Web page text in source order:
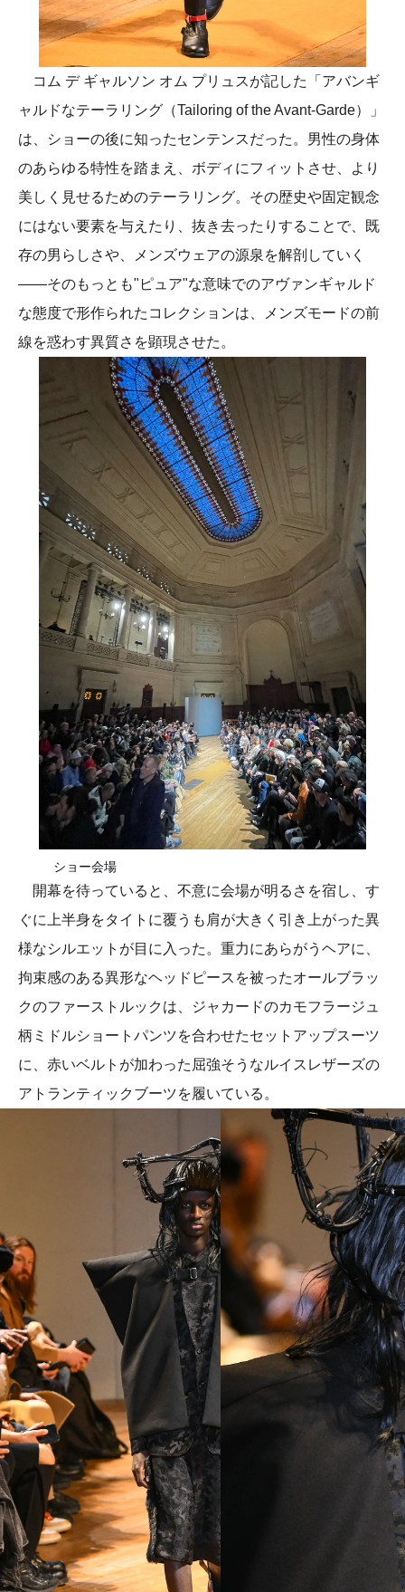
コム デ ギャルソン オム プリュスが記した「アバンギ
ャルドなテーラリング（Tailoring of the Avant-Garde）」
は、ショーの後に知ったセンテンスだった。男性の身体
のあらゆる特性を踏まえ、ボディにフィットさせ、より
美しく見せるためのテーラリング。その歴史や固定観念
にはない要素を与えたり、抜き去ったりすることで、既
存の男らしさや、メンズウェアの源泉を解剖していく
——そのもっとも"ピュア"な意味でのアヴァンギャルド
な態度で形作られたコレクションは、メンズモードの前
線を惑わす異質さを顕現させた。
ショー会場
開幕を待っていると、不意に会場が明るさを宿し、す
ぐに上半身をタイトに覆うも肩が大きく引き上がった異
様なシルエットが目に入った。重力にあらがうヘアに、
拘束感のある異形なヘッドピースを被ったオールブラッ
クのファーストルックは、ジャカードのカモフラージュ
柄ミドルショートパンツを合わせたセットアップスーツ
に、赤いベルトが加わった屈強そうなルイスレザーズの
アトランティックブーツを履いている。